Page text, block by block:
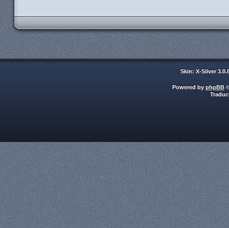
Skin: X-Silver
Powered by phpBB©